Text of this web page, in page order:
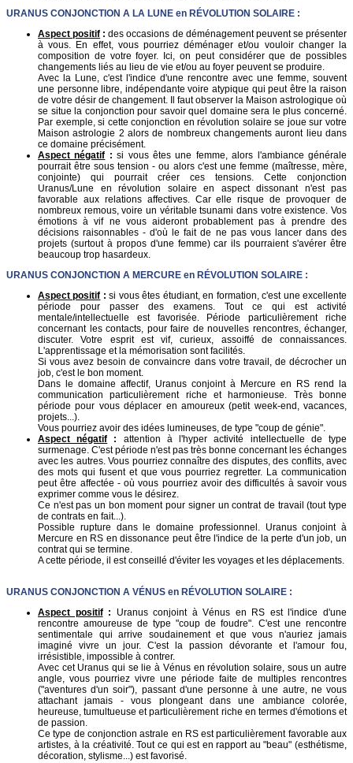
URANUS CONJONCTION A LA LUNE en RÉVOLUTION SOLAIRE :
Aspect positif : des occasions de déménagement peuvent se présenter
à vous. En effet, vous pourriez déménager et/ou vouloir changer la
composition de votre foyer. Ici, on peut considérer que de possibles
changements liés au lieu de vie et/ou au foyer peuvent se produire.
Avec la Lune, c'est l'indice d'une rencontre avec une femme, souvent
une personne libre, indépendante voire atypique qui peut être la raison
de votre désir de changement. Il faut observer la Maison astrologique où
se situe la conjonction pour savoir quel domaine sera le plus concerné.
Par exemple, si cette conjonction en révolution solaire se joue sur votre
Maison astrologie 2 alors de nombreux changements auront lieu dans
ce domaine précisément.
Aspect négatif : si vous êtes une femme, alors l'ambiance générale
pourrait être sous tension - ou alors c'est une femme (maîtresse, mère,
conjointe) qui pourrait créer ces tensions. Cette conjonction
Uranus/Lune en révolution solaire en aspect dissonant n'est pas
favorable aux relations affectives. Car elle risque de provoquer de
nombreux remous, voire un véritable tsunami dans votre existence. Vos
émotions à vif ne vous aideront probablement pas à prendre des
décisions raisonnables - d'où le fait de ne pas vous lancer dans des
projets (surtout à propos d'une femme) car ils pourraient s'avérer être
beaucoup trop hasardeux.
URANUS CONJONCTION A MERCURE en RÉVOLUTION SOLAIRE :
Aspect positif : si vous êtes étudiant, en formation, c'est une excellente
période pour passer des examens. Tout ce qui est activité
mentale/intellectuelle est favorisée. Période particulièrement riche
concernant les contacts, pour faire de nouvelles rencontres, échanger,
discuter. Votre esprit est vif, curieux, assoiffé de connaissances.
L'apprentissage et la mémorisation sont facilités.
Si vous avez besoin de convaincre dans votre travail, de décrocher un
job, c'est le bon moment.
Dans le domaine affectif, Uranus conjoint à Mercure en RS rend la
communication particulièrement riche et harmonieuse. Très bonne
période pour vous déplacer en amoureux (petit week-end, vacances,
projets...).
Vous pourriez avoir des idées lumineuses, de type "coup de génie".
Aspect négatif :
attention à l'hyper activité intellectuelle de type
surmenage. C'est période n'est pas très bonne concernant les échanges
avec les autres. Vous pourriez connaître des disputes, des conflits, avec
des mots qui fusent et que vous pourriez regretter. La communication
peut être affectée - où vous pourriez avoir des difficultés à savoir vous
exprimer comme vous le désirez.
Ce n'est pas un bon moment pour signer un contrat de travail (tout type
de contrats en fait...).
Possible rupture dans le domaine professionnel. Uranus conjoint à
Mercure en RS en dissonance peut être l'indice de la perte d'un job, un
contrat qui se termine.
A cette période, il est conseillé d'éviter les voyages et les déplacements.
URANUS CONJONCTION A VÉNUS en RÉVOLUTION SOLAIRE :
Aspect positif: Uranus conjoint à Vénus en RS est l'indice d'une
rencontre amoureuse de type "coup de foudre". C'est une rencontre
sentimentale qui arrive soudainement et que vous n'auriez jamais
imaginé vivre un jour. C'est la passion dévorante et l'amour fou,
irrésistible, impossible à contrer.
Avec cet Uranus qui se lie à Vénus en révolution solaire, sous un autre
angle, vous pourriez vivre une période faite de multiples rencontres
("aventures d'un soir"), passant d'une personne à une autre, ne vous
attachant jamais - vous plongeant dans une ambiance colorée,
heureuse, tumultueuse et particulièrement riche en termes d'émotions et
de passion.
Ce type de conjonction astrale en RS est particulièrement favorable aux
artistes, à la créativité. Tout ce qui est en rapport au "beau" (esthétisme,
décoration, stylisme...) est favorisé.